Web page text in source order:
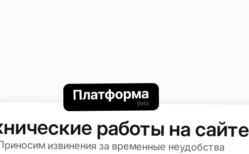
работы на сайте
извинения за временные неудобства